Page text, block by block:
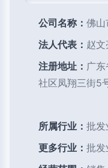
公司名称： 佛山
法人代表： 赵文
注册地址： 广
社区凤翔三街5
所属行业： 批发
更多行业： 批发